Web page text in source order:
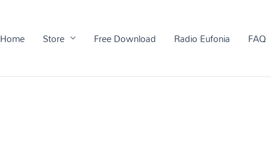
Home Store Free Download Radio Eufonia FAQ